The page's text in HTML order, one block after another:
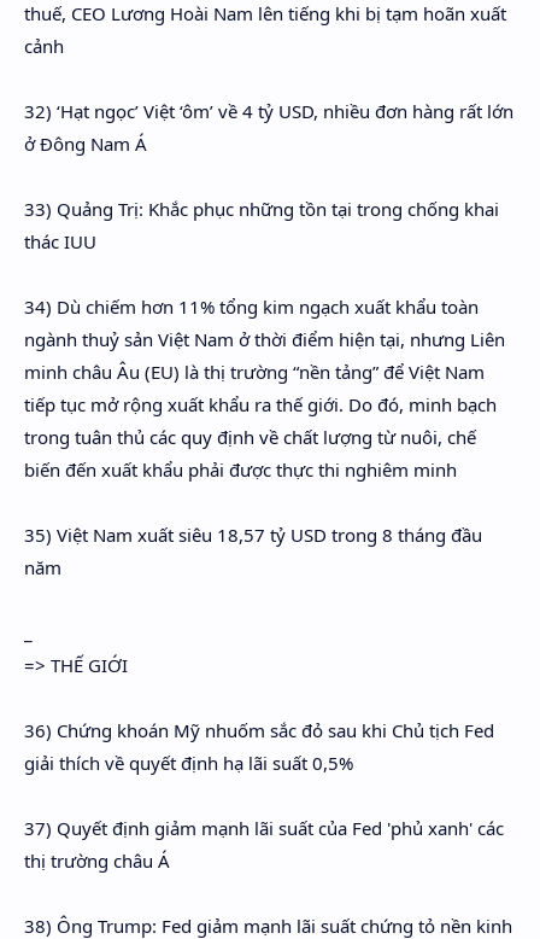
thuế, CEO Lương Hoài Nam lên tiếng khi bị tạm hoãn xuất
cảnh
32) ‘Hạt ngọc’ Việt ‘ôm’ về 4 tỷ USD, nhiều đơn hàng rất lớn
ở Đông Nam Á
33) Quảng Trị: Khắc phục những tồn tại trong chống khai
thác IUU
34) Dù chiếm hơn 11% tổng kim ngạch xuất khẩu toàn
ngành thuỷ sản Việt Nam ở thời điểm hiện tại, nhưng Liên
minh châu Âu (EU) là thị trường “nền tảng” để Việt Nam
tiếp tục mở rộng xuất khẩu ra thế giới. Do đó, minh bạch
trong tuân thủ các quy định về chất lượng từ nuôi, chế
biến đến xuất khẩu phải được thực thi nghiêm minh
35) Việt Nam xuất siêu 18,57 tỷ USD trong 8 tháng đầu
năm
=> THẾ GIỚI
36) Chứng khoán Mỹ nhuốm sắc đỏ sau khi Chủ tịch Fed
giải thích về quyết định hạ lãi suất 0,5%
37) Quyết định giảm mạnh lãi suất của Fed 'phủ xanh' các
thị trường châu Á
38) Ông Trump: Fed giảm mạnh lãi suất chứng tỏ nền kinh